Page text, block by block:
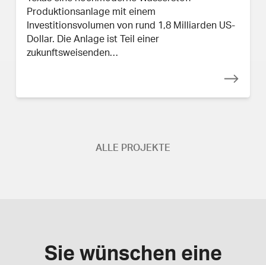
Produktionsanlage mit einem
Investitionsvolumen von rund 1,8 Milliarden US-
Dollar. Die Anlage ist Teil einer
zukunftsweisenden…
ALLE PROJEKTE
Sie wünschen eine